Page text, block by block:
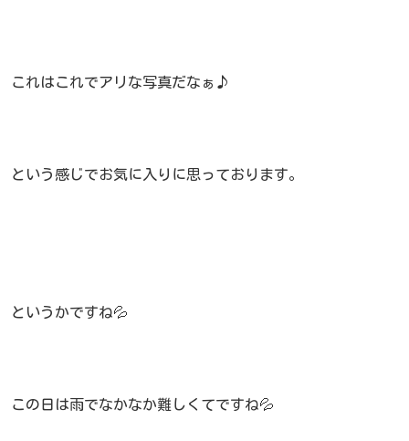
これはこれでアリな写真だなぁ♪
という感じでお気に入りに思っております。
というかですね💦
この日は雨でなかなか難しくてですね💦